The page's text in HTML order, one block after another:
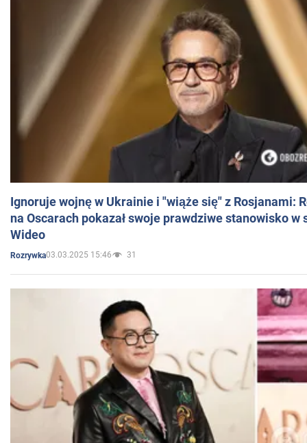
Ignoruje wojnę w Ukrainie i "wiąże się" z Rosjanami:
na Oscarach pokazał swoje prawdziwe stanowisko w
Wideo
Rozrywka03.03.2025 15:46 31